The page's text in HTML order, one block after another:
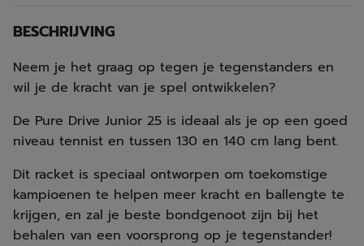
BESCHRIJVING
Neem je het graag op tegen je tegenstanders en
wil je de kracht van je spel ontwikkelen?
De Pure Drive Junior 25 is ideaal als je op een goed
niveau tennist en tussen 130 en 140 cm lang bent.
Dit racket is speciaal ontworpen om toekomstige
kampioenen te helpen meer kracht en ballengte te
krijgen, en zal je beste bondgenoot zijn bij het
behalen van een voorsprong op je tegenstander!